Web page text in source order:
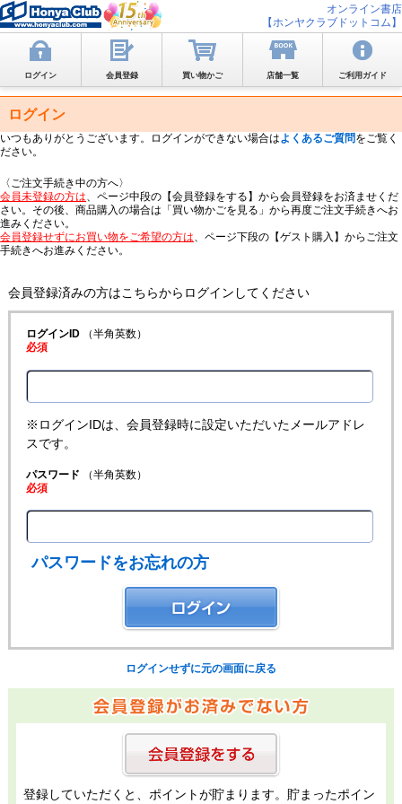
オンライン書店
【ホンヤクラブドットコム】
ログイン 会員登録 買い物かご 店舗一覧 ご利用ガイド
ログイン
いつもありがとうございます。ログインができない場合はよくあるご質問をご覧く
ださい。
〈ご注文手続き中の方へ〉
会員未登録の方は、ページ中段の【会員登録をする】から会員登録をお済ませくだ
さい。その後、商品購入の場合は「買い物かごを見る」から再度ご注文手続きへお
進みください。
会員登録せずにお買い物をご希望の方は、ページ下段の【ゲスト購入】からご注文
手続きへお進みください。
会員登録済みの方はこちらからログインしてください
ログインID（半角英数）
必須
※ログインIDは、会員登録時に設定いただいたメールアドレ
スです。
パスワード （半角英数）
必須
パスワードをお忘れの方
ログインせずに元の画面に戻る
登録していただくと、ポイントが貯まります。貯まったポイン